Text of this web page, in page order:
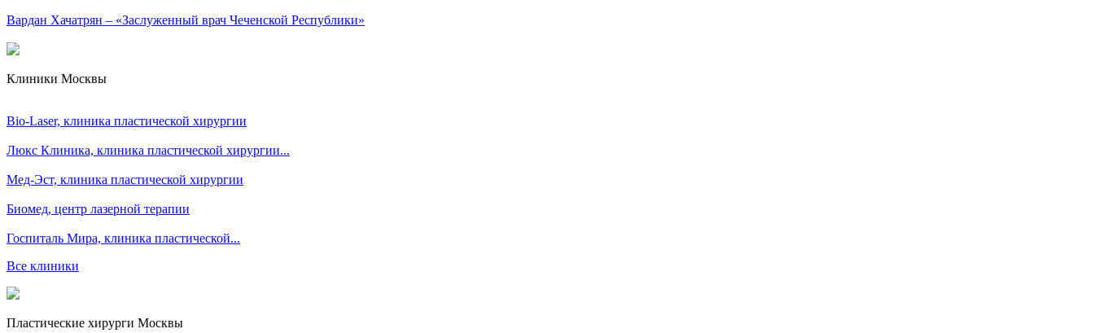
Вардан Хачатрян – «Заслуженный врач Чеченской Республики»
Клиники Москвы
Bio-Laser, клиника пластической хирургии
Люкс Клиника, клиника пластической хирургии...
Мед-Эст, клиника пластической хирургии
Биомед, центр лазерной терапии
Госпиталь Мира, клиника пластической...
Все клиники
Пластические хирурги Москвы